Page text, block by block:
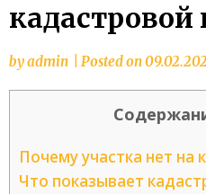
кадастровой
byadmin Posted on
Почему участка нет на
Что показывает